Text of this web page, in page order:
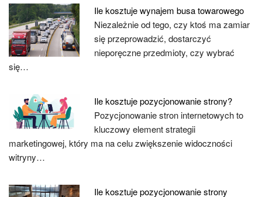
Ile kosztuje wynajem busa towarowego
Niezależnie od tego, czy ktoś ma zamiar
się przeprowadzić, dostarczyć
nieporęczne przedmioty, czy wybrać
się…
Ile kosztuje pozycjonowanie strony?
Pozycjonowanie stron internetowych to
kluczowy element strategii
marketingowej, który ma na celu zwiększenie widoczności
witryny…
Ile kosztuje pozycjonowanie strony